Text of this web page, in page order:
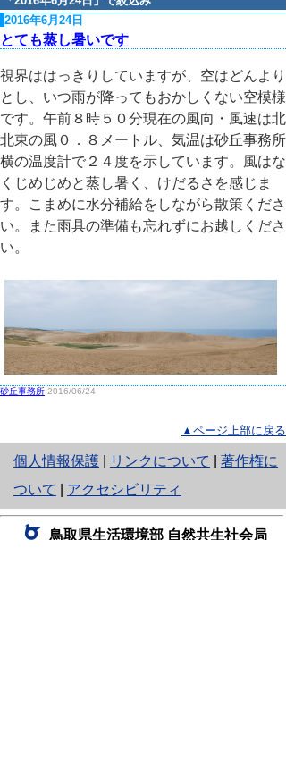
2016年6月24日
とても蒸し暑いです
視界ははっきりしていますが、空はどんより
とし、いつ雨が降ってもおかしくない空模様
です。午前８時５０分現在の風向・風速は北
北東の風０．８メートル、気温は砂丘事務所
横の温度計で２４度を示しています。風はな
くじめじめと蒸し暑く、けだるさを感じま
す。こまめに水分補給をしながら散策くださ
い。また雨具の準備も忘れずにお越しくださ
い。
砂丘事務所 2016/06/24
▲ページ上部に戻る
個人情報保護
と
り
ネ
リンクについて
著作権に
ついて
アクセシビリティ
鳥取県生活環境部 自然共生社会局